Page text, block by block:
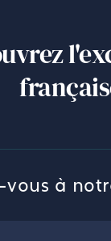
vous à